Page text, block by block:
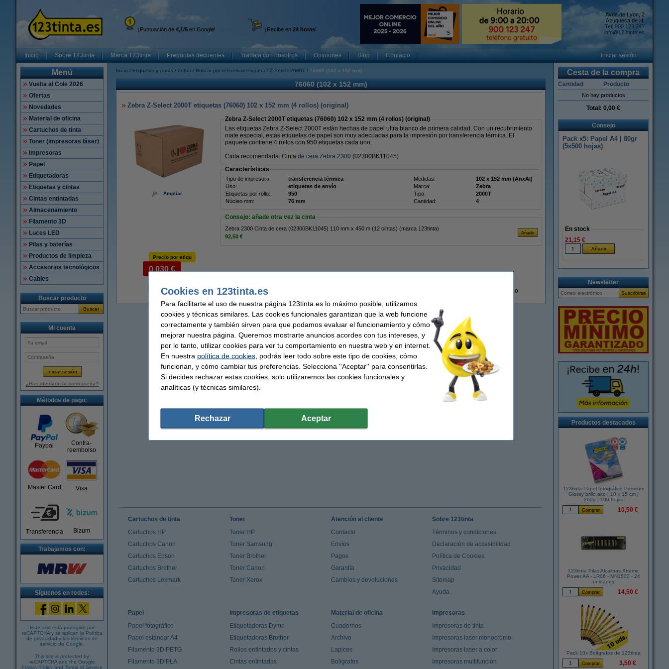
¡Puntuación de 4,1/5 en Google! ¡Recibe en 24 horas!
Avda de Lyon, 2
Azuqueca de H.
Tel: 900 123 247
info@123tinta.es
Inicio Sobre 123tinta Marca 123tinta Preguntas frecuentes Trabaja con nosotros Opiniones Blog Contacto Iniciar sesión
Menú
Vuelta al Cole 2026
Ofertas
Novedades
Material de oficina
Cartuchos de tinta
Toner (impresoras láser)
Impresoras
Papel
Etiquetadoras
Etiquetas y cintas
Cintas entintadas
Almacenamiento
Filamento 3D
Luces LED
Pilas y baterías
Productos de limpieza
Accesorios tecnológicos
Cables
Buscar producto
Buscar
Mi cuenta
¿Has olvidado la contraseña?
Métodos de pago:
Paypal
Contra-
reembolso
Master Card Visa
Transferencia Bizum
Trabajamos con:
Síguenos en redes:
Este sitio está protegido por
reCAPTCHA y se aplican la Política
de privacidad y los términos de
servicio de Google
This site is protected by
reCAPTCHA and the Google
Privacy Policy and Terms of Service
Inicio Etiquetas y cintas Zebra Buscar por referencia etiqueta Z-Select 2000T 76060 (102 x 152 mm)
76060 (102 x 152 mm)
Zebra Z-Select 2000T etiquetas (76060) 102 x 152 mm (4 rollos) (original)
Ampliar
Zebra Z-Select 2000T etiquetas (76060) 102 x 152 mm (4 rollos) (original)
Las etiquetas Zebra Z-Select 2000T están hechas de papel ultra blanco de primera calidad. Con un recubrimiento
mate especial, estas etiquetas de papel son muy adecuadas para la impresión por transferencia térmica. El
paquete contiene 4 rollos con 950 etiquetas cada uno.
Cinta recomendada: Cinta de cera Zebra 2300 (02300BK11045)
Características
Tipo de impresora: transferencia térmica Medidas:
102 x 152 mm (AnxAl)
Uso:
etiquetas de envío Marca:
Zebra
Etiquetas por rollo::
950 Tipo:
2000T
Núcleo mm:
76 mm Cantidad: 4
Consejo: añade otra vez la cinta
Zebra 2300 Cinta de cera (02300BK11045) 110 mm x 450 m (12 cintas) (marca 123tinta)
92,50 €
Precio por etiqu
0,030 €
112,50 €
92,98 € Excl. 21% IVA En almacén externo
Cesta de la compra
Cantidad Producto
No hay productos
Total: 0,00 €
Consejo
Pack x5: Papel A4 | 80gr
(5x500 hojas)
En stock
21,15 €
Newsletter
Productos destacados
123tinta Papel fotográfico Premium
Glossy brillo alto | 10 x 15 cm |
260g | 100 hojas
10,50 €
123tinta Pilas Alcalinas Xtreme
Power AA - LR06 - MN1500 - 24
unidades
14,50 €
Pack 10x Bolígrafos de 123tinta
3,50 €
Cartuchos de tinta
Cartuchos HP
Cartuchos Canon
Cartuchos Epson
Cartuchos Brother
Cartuchos Lexmark
Toner
Toner HP
Toner Samsung
Toner Brother
Toner Canon
Toner Xerox
Atención al cliente
Contacto
Envíos
Pagos
Garantía
Cambios y devoluciones
Sobre 123tinta
Términos y condiciones
Declaración de accesibilidad
Política de Cookies
Privacidad
Sitemap
Ayuda
Papel
Papel fotográfico
Papel estándar A4
Filamento 3D PETG
Filamento 3D PLA
Impresoras de etiquetas
Etiquetadoras Dymo
Etiquetadoras Brother
Rollos entintados y cintas
Cintas entintadas
Material de oficina
Cuadernos
Archivo
Lapices
Boligrafos
Impresoras
Impresoras de tinta
Impresoras laser monocromo
Impresoras laser a color
Impresoras multifunción
Cookies en 123tinta.es
Para facilitarte el uso de nuestra página 123tinta.es lo máximo posible, utilizamos
cookies y técnicas similares. Las cookies funcionales garantizan que la web funcione
correctamente y también sirven para que podamos evaluar el funcionamiento y cómo
mejorar nuestra página. Queremos mostrarte anuncios acordes con tus intereses, y
por lo tanto, utilizar cookies para ver tu comportamiento en nuestra web y en internet.
En nuestra política de cookies, podrás leer todo sobre este tipo de cookies, cómo
funcionan, y cómo cambiar tus preferencias. Selecciona ''Aceptar'' para consentirlas.
Si decides rechazar estas cookies, solo utilizaremos las cookies funcionales y
analíticas (y técnicas similares).
Rechazar Aceptar